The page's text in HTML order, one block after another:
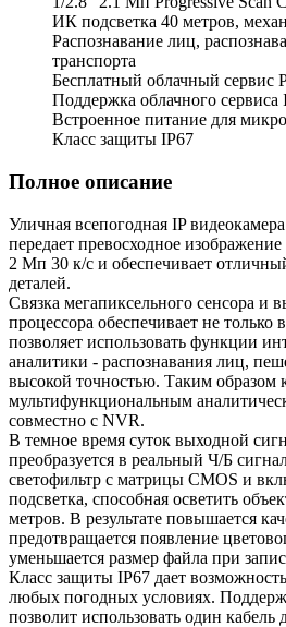
ИК подсветка 40 метров,
Распознавание лиц,
транспорта
Бесплатный облачный сервис
Поддержка облачного сервиса
Встроенное питание для
Класс защиты IP67
Полное описание
Уличная всепогодная IP
передает превосходное
2 Мп 30 к/с и обеспечивает
деталей.
Связка мегапиксельного сенсора и
процессора обеспечивает не только
позволяет использовать функции
аналитики - распознавания лиц,
высокой точностью. Таким образом
мультифункциональным
совместно с NVR.
В темное время суток выходной
преобразуется в реальный Ч/Б
светофильтр с матрицы CMOS и
подсветка, способная осветить
метров. В результате повышается
предотвращается появление
уменьшается размер файла при
Класс защиты IP67 дает
любых погодных условиях.
позволит использовать один кабель